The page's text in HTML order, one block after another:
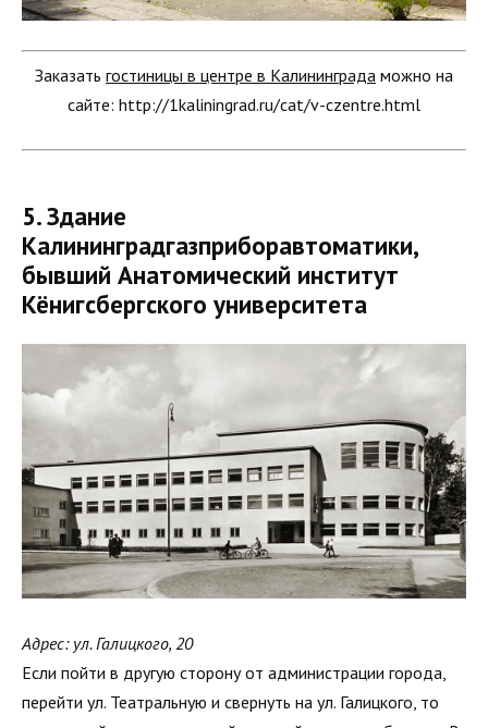
Заказать гостиницы в центре в Калининграда можно на
сайте: http://1kaliningrad.ru/cat/v-czentre.html
5. Здание
Калининградгазприборавтоматики,
бывший Анатомический институт
Кёнигсбергского университета
Адрес: ул. Галицкого, 20
Если пойти в другую сторону от администрации города,
перейти ул. Театральную и свернуть на ул. Галицкого, то